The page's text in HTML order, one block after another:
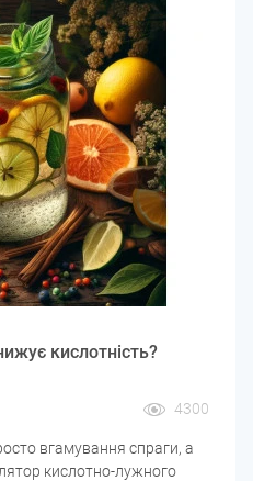
кислотність?
4300
вгамування спраги, а
кислотно-лужного